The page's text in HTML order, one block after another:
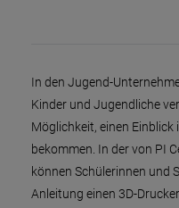
In den Jugend-
Kinder und Jugendliche
Möglichkeit, einen Einblick
bekommen. In der von PI
können Schülerinnen und
Anleitung einen 3D-